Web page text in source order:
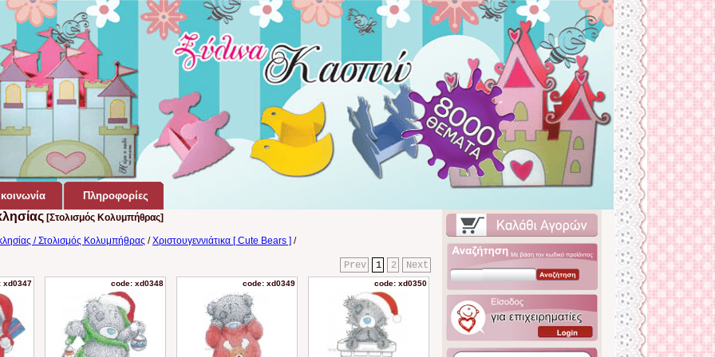
Πληροφορίες
[Στολισμός Κολυμπήθρας]
/ Στολισμός Κολυμπήθρας /Χριστουγεννιάτικα [ Cute Bears ] /
Next
2
1
Prev
xd0347 code: xd0348 code: xd0349 code: xd0350